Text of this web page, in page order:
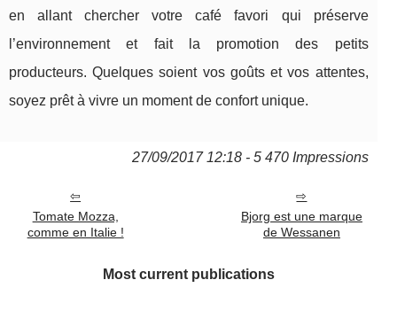
en allant chercher votre café favori qui préserve
l’environnement et fait la promotion des petits
producteurs. Quelques soient vos goûts et vos attentes,
soyez prêt à vivre un moment de confort unique.
27/09/2017 12:18 - 5 470 Impressions
Tomate Mozza,
comme en Italie !
Bjorg est une marque
de Wessanen
Most current publications